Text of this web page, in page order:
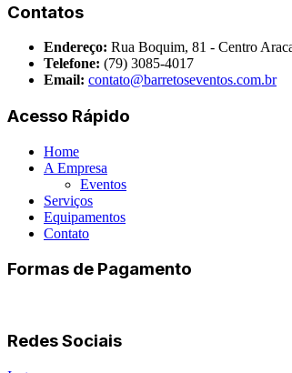
Contatos
Endereço: Rua Boquim, 81 - Centro
Telefone: (79) 3085-4017
Email: contato@barretoseventos.com.br
Acesso Rápido
Home
A Empresa
Eventos
Serviços
Equipamentos
Contato
Formas de Pagamento
Redes Sociais